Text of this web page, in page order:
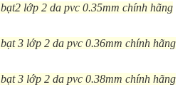
lớp 2 da pvc 0.35mm chính hãng
3 lớp 2 da pvc 0.36mm chính hãng
3 lớp 2 da pvc 0.38mm chính hãng